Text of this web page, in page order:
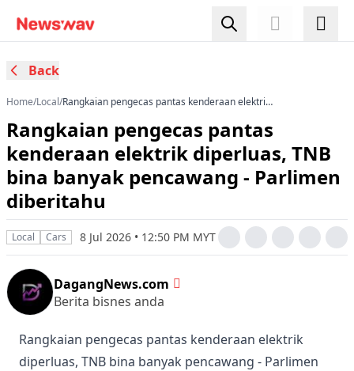
Back
Home/Local/Rangkaian pengecas pantas kenderaan elektrik
Parlimen diberitahu
Rangkaian pengecas pantas
kenderaan elektrik diperluas, TNB
bina banyak pencawang - Parlimen
diberitahu
Local Cars 8 Jul 2026 • 12:50 PM MYT
DagangNews.com
Berita bisnes anda
Rangkaian pengecas pantas kenderaan elektrik
diperluas, TNB bina banyak pencawang - Parlimen